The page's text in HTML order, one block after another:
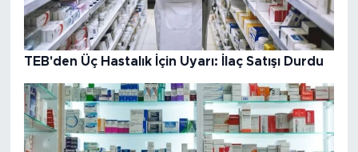
TEB'den Üç Hastalık İçin Uyarı: İlaç Satışı Durdu